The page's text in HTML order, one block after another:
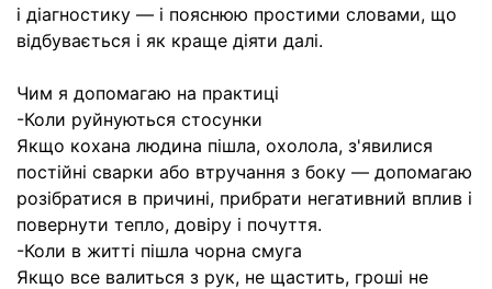
і діагностику — і пояснюю простими словами, що
відбувається і як краще діяти далі.
Чим я допомагаю на практиці
-Коли руйнуються стосунки
Якщо кохана людина пішла, охолола, з'явилися
постійні сварки або втручання з боку — допомагаю
розібратися в причині, прибрати негативний вплив і
повернути тепло, довіру і почуття.
-Коли в житті пішла чорна смуга
Якщо все валиться з рук, не щастить, гроші не